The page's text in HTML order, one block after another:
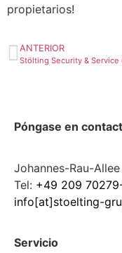
propietarios!
ANTERIOR
Póngase en
Johannes-Rau-
Tel: +49 209
info[at]stoelting-
Servicio